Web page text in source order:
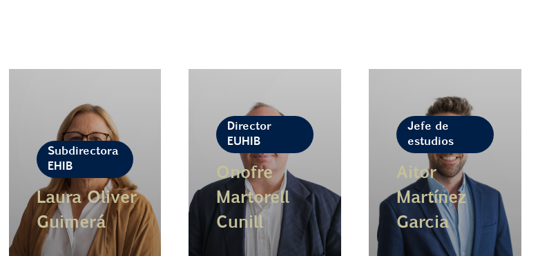
Subdirectora
EHIB
Laura Oliver
Guimerá
Director
EUHIB
Onofre
Martorell
Cunill
Jefe de
estudios
Aitor
Martínez
Garcia